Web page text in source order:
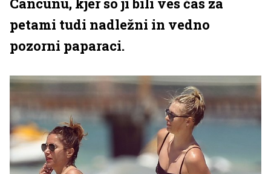
petami tudi nadležni in vedno
pozorni paparaci.